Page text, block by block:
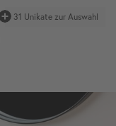
31 Unikate zur Auswahl